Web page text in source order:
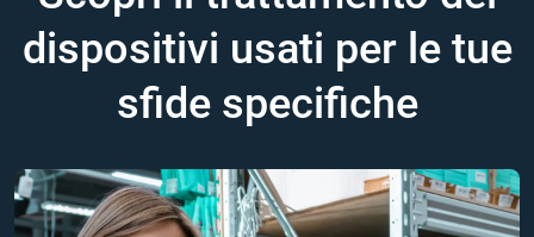
dispositivi usati per le tue
sfide specifiche